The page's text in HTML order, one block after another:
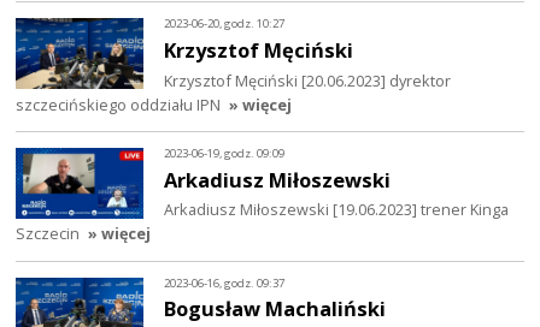
2023-06-20, godz. 10:27
Krzysztof Męciński
Krzysztof Męciński [20.06.2023] dyrektor
szczecińskiego oddziału IPN » więcej
2023-06-19, godz. 09:09
Arkadiusz Miłoszewski
Arkadiusz Miłoszewski [19.06.2023] trener Kinga
Szczecin » więcej
2023-06-16, godz. 09:37
Bogusław Machaliński